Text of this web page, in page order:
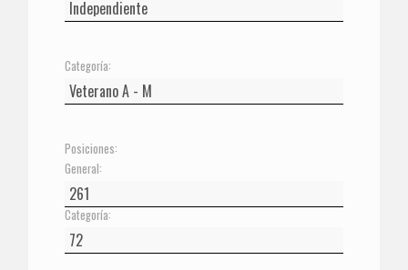
Categoría:
Posiciones:
General:
Categoría: